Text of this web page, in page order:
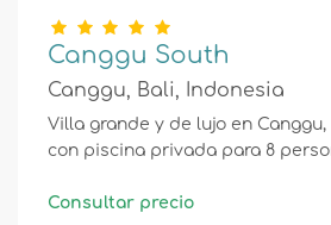
Canggu South
Canggu, Bali, Indonesia
Villa grande y de lujo en
con piscina privada para 8
Consultar precio